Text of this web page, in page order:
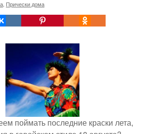
Прически дома
поймать последние краски лета,